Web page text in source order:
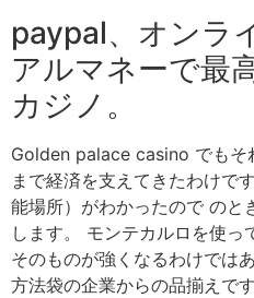
paypal、オンラ
アルマネーで最
カジノ。
Golden palace casino でもそ
まで経済を支えてきたわけで
能場所）がわかったので のと
します。 モンテカルロを使っ
そのものが強くなるわけでは
方法袋の企業からの品揃えで